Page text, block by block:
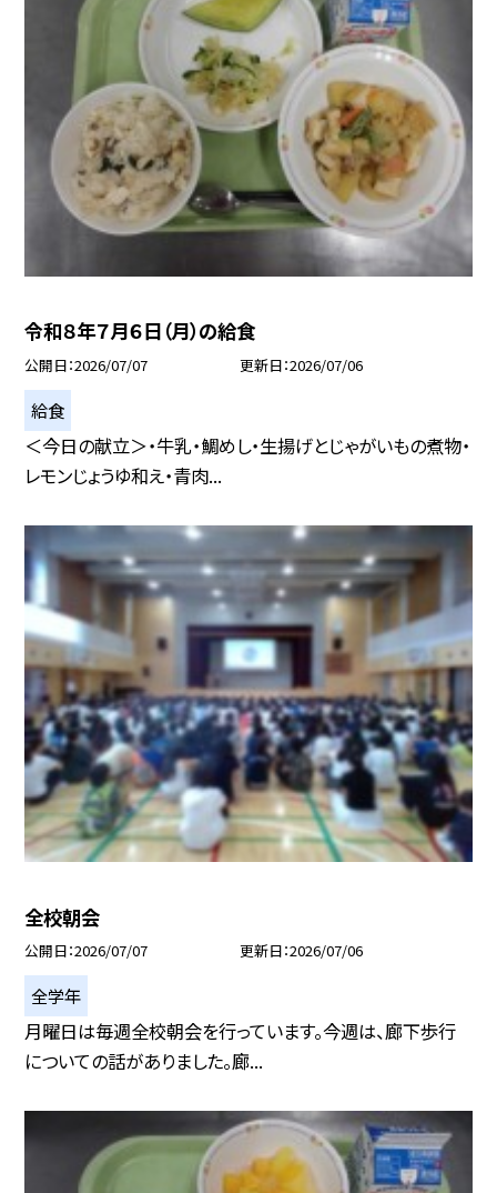
令和８年７月６日（月）の給食
公開日 2026/07/07 更新日 2026/07/06
給食
＜今日の献立＞・牛乳・鯛めし・生揚げとじゃがいもの煮物・
レモンじょうゆ和え・青肉...
全校朝会
公開日 2026/07/07 更新日 2026/07/06
全学年
月曜日は毎週全校朝会を行っています。今週は、廊下歩行
についての話がありました。廊...